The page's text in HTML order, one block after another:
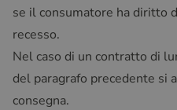
se il consumatore ha diritto
recesso.
Nel caso di un contratto di
del paragrafo precedente si
consegna.